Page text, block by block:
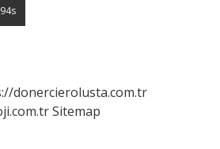
donercierolusta.com.tr
Sitemap